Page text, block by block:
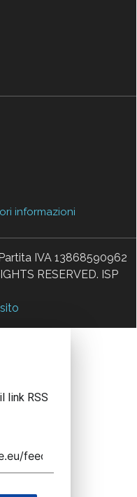
informazioni
IVA 13868590962
RESERVED. ISP
link RSS